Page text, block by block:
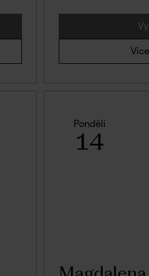
Pondělí
14